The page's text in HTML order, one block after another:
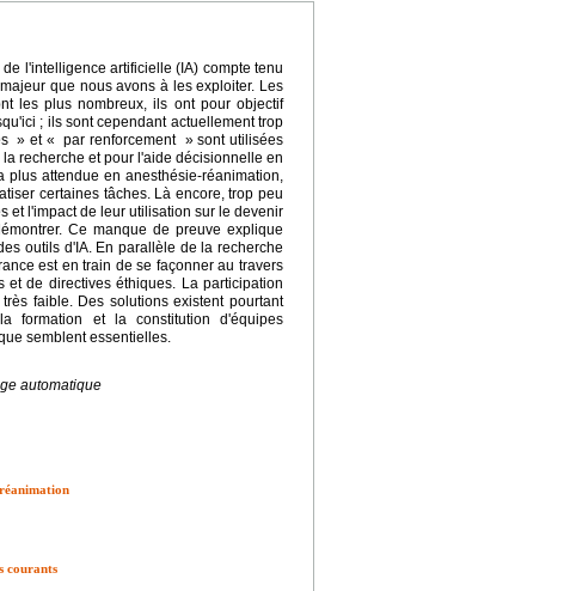
l'intelligence artificielle (IA) compte tenu
que nous avons à les exploiter. Les
les plus nombreux, ils ont pour objectif
; ils sont cependant actuellement trop
» et « par renforcement » sont utilisées
recherche et pour l'aide décisionnelle en
attendue en anesthésie-réanimation,
certaines tâches. Là encore, trop peu
et l'impact de leur utilisation sur le devenir
Ce manque de preuve explique
outils d'IA. En parallèle de la recherche
est en train de se façonner au travers
de directives éthiques. La participation
faible. Des solutions existent pourtant
formation et la constitution d'équipes
semblent essentielles.
automatique
courants